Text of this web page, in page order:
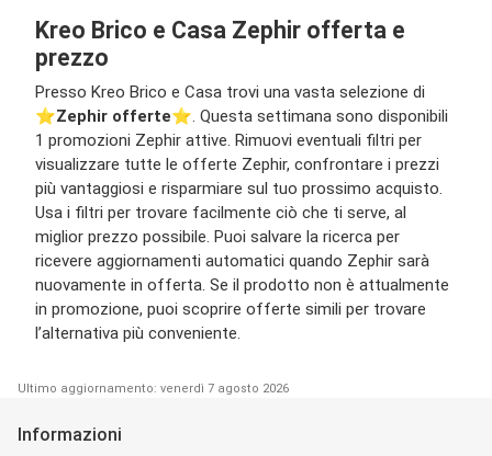
Kreo Brico e Casa Zephir offerta e
prezzo
Presso Kreo Brico e Casa trovi una vasta selezione di
⭐️Zephir offerte⭐️. Questa settimana sono disponibili
1 promozioni Zephir attive. Rimuovi eventuali filtri per
visualizzare tutte le offerte Zephir, confrontare i prezzi
più vantaggiosi e risparmiare sul tuo prossimo acquisto.
Usa i filtri per trovare facilmente ciò che ti serve, al
miglior prezzo possibile. Puoi salvare la ricerca per
ricevere aggiornamenti automatici quando Zephir sarà
nuovamente in offerta. Se il prodotto non è attualmente
in promozione, puoi scoprire offerte simili per trovare
l’alternativa più conveniente.
Ultimo aggiornamento: venerdì 7 agosto 2026
Informazioni